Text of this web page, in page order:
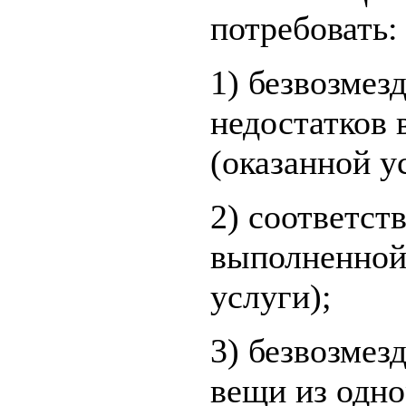
потребовать:
1)
(оказанной
2)
услуги);
3)
вещи из